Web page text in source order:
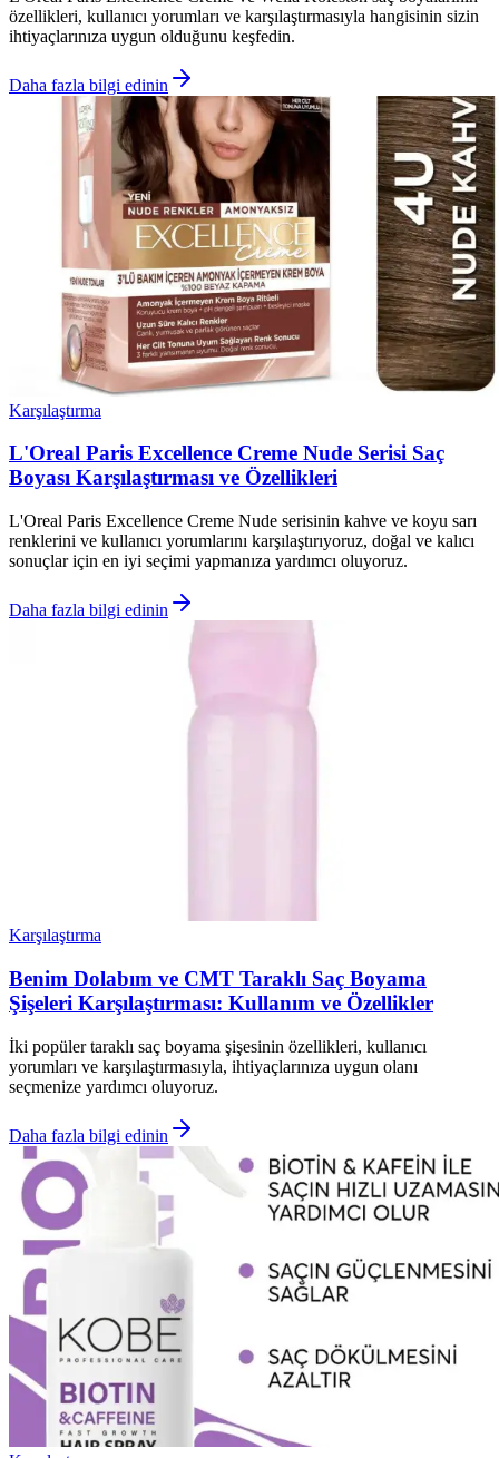
özellikleri, kullanıcı yorumları ve karşılaştırmasıyla hangisinin sizin
ihtiyaçlarınıza uygun olduğunu keşfedin.
Daha fazla bilgi edinin
Karşılaştırma
L'Oreal Paris Excellence Creme Nude Serisi Saç
Boyası Karşılaştırması ve Özellikleri
L'Oreal Paris Excellence Creme Nude serisinin kahve ve koyu sarı
renklerini ve kullanıcı yorumlarını karşılaştırıyoruz, doğal ve kalıcı
sonuçlar için en iyi seçimi yapmanıza yardımcı oluyoruz.
Daha fazla bilgi edinin
Karşılaştırma
Benim Dolabım ve CMT Taraklı Saç Boyama
Şişeleri Karşılaştırması: Kullanım ve Özellikler
İki popüler taraklı saç boyama şişesinin özellikleri, kullanıcı
yorumları ve karşılaştırmasıyla, ihtiyaçlarınıza uygun olanı
seçmenize yardımcı oluyoruz.
Daha fazla bilgi edinin